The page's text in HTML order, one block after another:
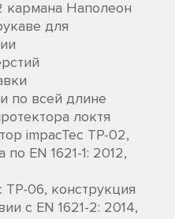
кармана Наполеон
для
по всей длине
локтя
impacTec TP-02,
EN 1621-1: 2012,
06, конструкция
с EN 1621-2: 2014,